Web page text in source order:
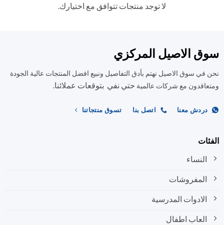
لا توجد منتجات تتوافق مع اختيارك.
سوق الاصيل المركزي
نحن في سوق الاصيل نهتم بأدق التفاصيل ونبيع افضل المنتجات عالية الجودة
ومتعاقدون مع شركات عالمية حتي نفي بتوقعات عملائنا.
دردش معنا اتصل بنا تسوق منتجاتنا
الفئات
النساء
المفروشات
الادوات المدرسية
العاب اطفال